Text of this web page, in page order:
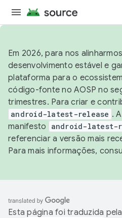
Em 2026, para nos
desenvolvimento estável e
plataforma para o
código-fonte no AOSP no
trimestres. Para criar e
android-latest-release .
manifesto
android-latest-
referenciar a versão mais
Para mais informações,
Esta página foi traduzida pela